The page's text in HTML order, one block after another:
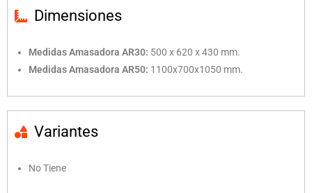
Dimensiones
Medidas Amasadora AR30: 500 x 620 x 430 mm.
Medidas Amasadora AR50: 1100x700x1050 mm.
Variantes
No Tiene